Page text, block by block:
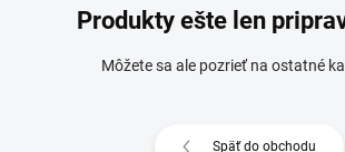
Produkty ešte len
Môžete sa ale pozrieť na ostatné
Späť do obchodu